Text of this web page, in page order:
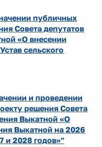
публичных
Совета депутатов
«О внесении
сельского
и проведении
решения Совета
Выкатной «О
Выкатной на 2026
и 2028 годов»"